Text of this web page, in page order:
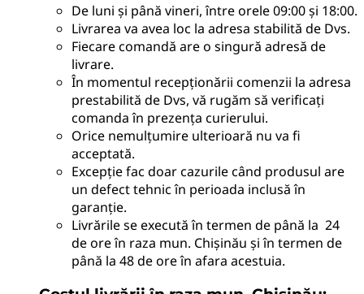
De luni și până vineri, între orele 09:00 și 18:00.
Livrarea va avea loc la adresa stabilită de Dvs.
Fiecare comandă are o singură adresă de
livrare.
În momentul recepționării comenzii la adresa
prestabilită de Dvs, vă rugăm să verificați
comanda în prezența curierului.
Orice nemulțumire ulterioară nu va fi
acceptată.
Excepție fac doar cazurile când produsul are
un defect tehnic în perioada inclusă în
garanție.
Livrările se execută în termen de până la 24
de ore în raza mun. Chișinău și în termen de
până la 48 de ore în afara acestuia.